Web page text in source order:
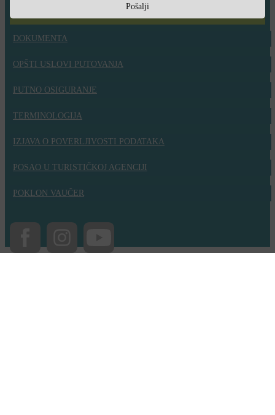
Pošalji
DOKUMENTA
OPŠTI USLOVI PUTOVANJA
PUTNO OSIGURANJE
TERMINOLOGIJA
IZJAVA O POVERLJIVOSTI PODATAKA
POSAO U TURISTIČKOJ AGENCIJI
POKLON VAUČER